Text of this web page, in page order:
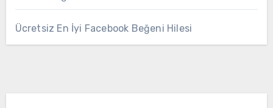
Ücretsiz En İyi Facebook Beğeni Hilesi